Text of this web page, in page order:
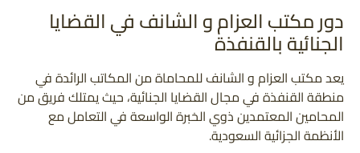
دور مكتب العزام و الشانف في القضايا
الجنائية بالقنفذة
يعد مكتب العزام و الشانف للمحاماة من المكاتب الرائدة في
منطقة القنفذة في مجال القضايا الجنائية، حيث يمتلك فريق من
المحامين المعتمدين ذوي الخبرة الواسعة في التعامل مع
الأنظمة الجزائية السعودية.